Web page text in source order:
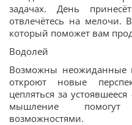
задачах. День
отвлечётесь на мелочи.
который поможет вам
Водолей
Возможны неожиданные
откроют новые
цепляться за
мышление помогут
возможностями.